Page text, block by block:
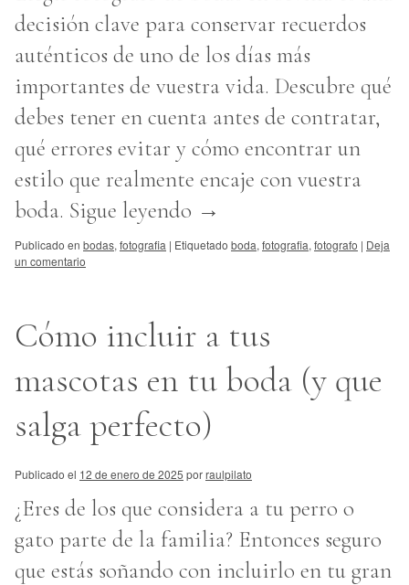
decisión clave para conservar recuerdos
auténticos de uno de los días más
importantes de vuestra vida. Descubre qué
debes tener en cuenta antes de contratar,
qué errores evitar y cómo encontrar un
estilo que realmente encaje con vuestra
boda. Sigue leyendo →
Publicado en bodas, fotografia | Etiquetado boda, fotografia, fotografo | Deja
un comentario
Cómo incluir a tus
mascotas en tu boda (y que
salga perfecto)
Publicado el 12 de enero de 2025 porraulpilato
¿Eres de los que considera a tu perro o
gato parte de la familia? Entonces seguro
que estás soñando con incluirlo en tu gran